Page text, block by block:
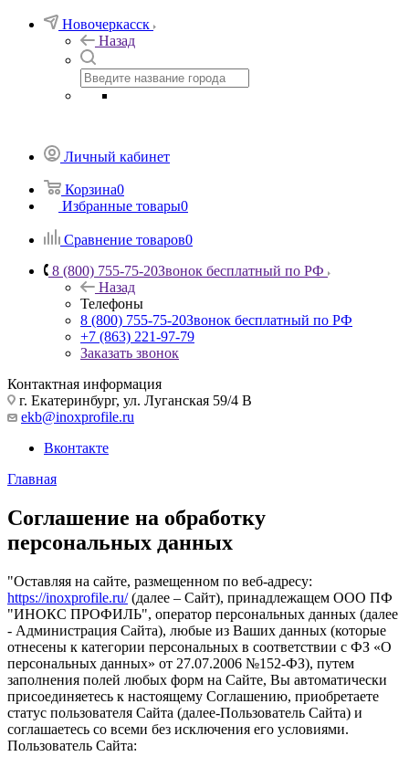
Новочеркасск
Назад
Личный кабинет
Корзина0
Избранные товары0
Сравнение товаров0
8 (800) 755-75-20Звонок бесплатный по РФ
Назад
Телефоны
8 (800) 755-75-20Звонок бесплатный по РФ
+7 (863) 221-97-79
Заказать звонок
Контактная информация
г. Екатеринбург, ул. Луганская 59/4 В
ekb@inoxprofile.ru
Вконтакте
Главная
Соглашение на обработку
персональных данных
"Оставляя на сайте, размещенном по веб-адресу:
https://inoxprofile.ru/(далее – Сайт), принадлежащем ООО ПФ
"ИНОКС ПРОФИЛЬ", оператор персональных данных (далее
- Администрация Сайта), любые из Ваших данных (которые
отнесены к категории персональных в соответствии с ФЗ «О
персональных данных» от 27.07.2006 №152-ФЗ), путем
заполнения полей любых форм на Сайте, Вы автоматически
присоединяетесь к настоящему Соглашению, приобретаете
статус пользователя Сайта (далее-Пользователь Сайта) и
соглашаетесь со всеми без исключения его условиями.
Пользователь Сайта: